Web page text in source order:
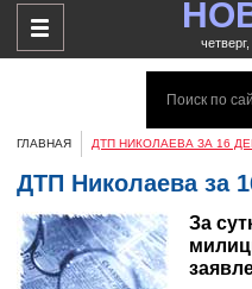
ГЛАВНАЯ ДТП НИКОЛАЕВА ЗА 16
ДТП Николаева за
За